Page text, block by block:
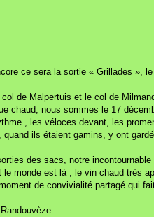
ce sera la sortie « Grillades »,
de Malpertuis et le col de
chaud, nous sommes le 17
, les véloces devant, les
ils étaient gamins, y ont
des sacs, notre
monde est là ; le vin chaud très
de convivialité partagé qui